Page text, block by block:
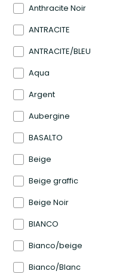
Anthracite Noir
ANTRACITE
ANTRACITE/BLEU
Aqua
Argent
Aubergine
BASALTO
Beige
Beige graffic
Beige Noir
BIANCO
Bianco/beige
Bianco/Blanc